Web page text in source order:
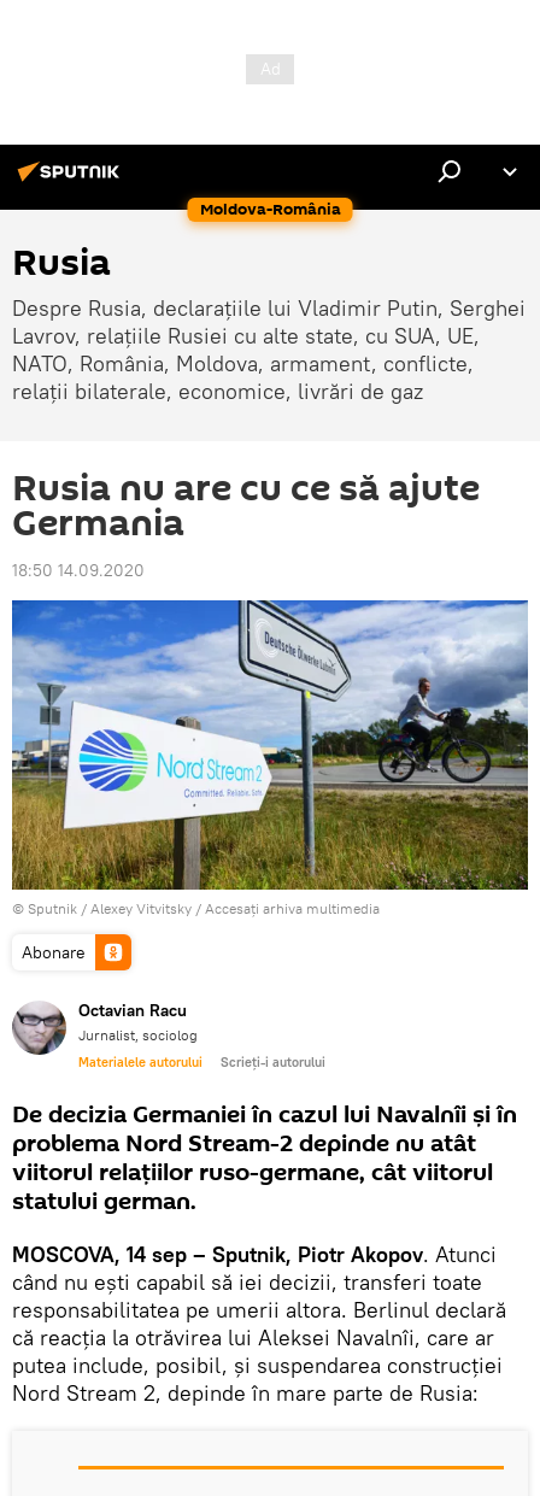
Moldova-România
Rusia
Despre Rusia, declarațiile lui Vladimir Putin, Serghei
Lavrov, relațiile Rusiei cu alte state, cu SUA, UE,
NATO, România, Moldova, armament, conflicte,
relații bilaterale, economice, livrări de gaz
Rusia nu are cu ce să ajute
Germania
18:50 14.09.2020
© Sputnik / Alexey Vitvitsky / Accesați arhiva multimedia
Abonare
Octavian Racu
Jurnalist, sociolog
Materialele autorului Scrieți-i autorului
De decizia Germaniei în cazul lui Navalnîi și în
problema Nord Stream-2 depinde nu atât
viitorul relațiilor ruso-germane, cât viitorul
statului german.
MOSCOVA, 14 sep – Sputnik, Piotr Akopov. Atunci
când nu ești capabil să iei decizii, transferi toate
responsabilitatea pe umerii altora. Berlinul declară
că reacția la otrăvirea lui Aleksei Navalnîi, care ar
putea include, posibil, și suspendarea construcției
Nord Stream 2, depinde în mare parte de Rusia: